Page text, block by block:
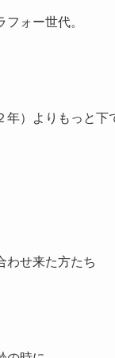
ォー世代。
年）よりもっと下
わせ来た方たち